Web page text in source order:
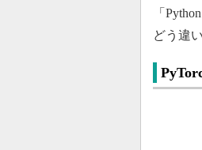
「
どう違